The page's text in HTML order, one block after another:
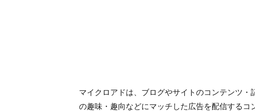
マイクロアドは、ブログやサイトのコンテンツ
の趣味・趣向などにマッチした広告を配信する